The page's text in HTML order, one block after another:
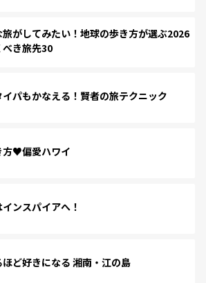
がしてみたい！地球の歩き方が選ぶ2026
き旅先30
パもかなえる！賢者の旅テクニック
方♥偏愛ハワイ
ンスパイアへ！
ど好きになる 湘南・江の島